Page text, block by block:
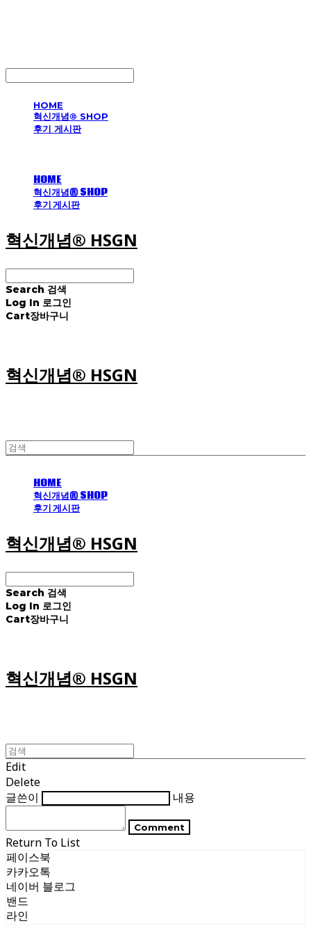
HOME
혁신개념® SHOP
후기 게시판
HOME
혁신개념® SHOP
후기 게시판
혁신개념® HSGN
Search 검색
Log In 로그인
Cart장바구니
혁신개념® HSGN
HOME
혁신개념® SHOP
후기 게시판
혁신개념® HSGN
Search 검색
Log In 로그인
Cart장바구니
혁신개념® HSGN
Edit
Delete
글쓴이
내용
Comment
Return To List
페이스북
카카오톡
네이버 블로그
밴드
라인